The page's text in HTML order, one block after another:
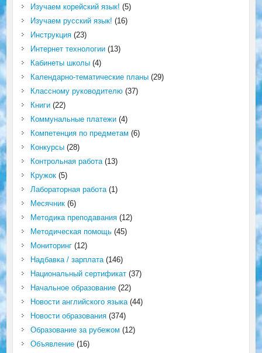
Изучаем корейский язык! (5)
Изучаем русский язык! (16)
Инструкция(23)
Интернет технологии(13)
Кабинеты школы(4)
Календарно-тематические планы(29)
Классному руководителю(37)
Книги(22)
Коммунальные платежи(4)
Компетенция по предметам (6)
Конкурсы(28)
Контрольная работа(13)
Кружок(5)
Лабораторная работа(1)
Месячник(6)
Методика преподавания(12)
Методическая помощь(45)
Мониторинг(12)
Надбавка / зарплата(146)
Национальный сертификат(37)
Начальное образование(22)
Новости английского языка(44)
Новости образования(374)
Образование за рубежом (12)
Объявление(16)